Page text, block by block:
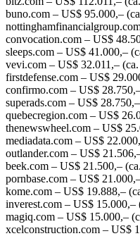
buno.com – US$ 95.000,–
convocation.com – US$
sleeps.com – US$ 41.000,–
vevi.com – US$ 32.011,–
firstdefense.com – US$
confirmo.com – US$
superads.com – US$
quebecregion.com – US$
thenewswheel.com – US$
mediadata.com – US$
outlander.com – US$
beek.com – US$ 21.500,–
pornbase.com – US$
kome.com – US$ 19.888,–
inverest.com – US$
magiq.com – US$ 15.000,–
xcelconstruction.com – US$